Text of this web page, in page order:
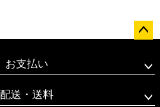
ップ
お支払い
配送・送料